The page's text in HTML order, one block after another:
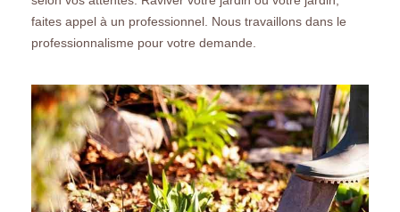
faites appel à un professionnel. Nous travaillons dans le
professionnalisme pour votre demande.